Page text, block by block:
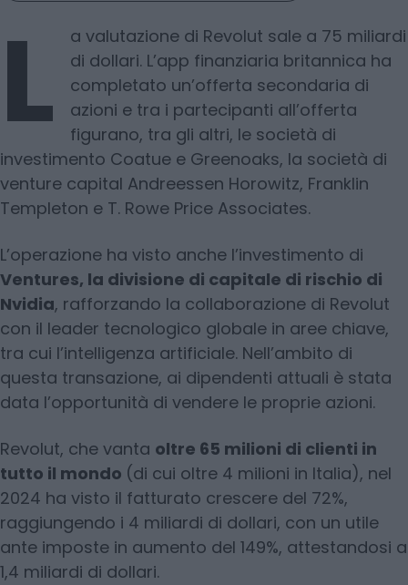
L
a valutazione di Revolut sale a 75 miliardi
di dollari. L’app finanziaria britannica ha
completato un’offerta secondaria di
azioni e tra i partecipanti all’offerta
figurano, tra gli altri, le società di
investimento Coatue e Greenoaks, la società di
venture capital Andreessen Horowitz, Franklin
Templeton e T. Rowe Price Associates.
L’operazione ha visto anche l’investimento di
Ventures, la divisione di capitale di rischio di
Nvidia, rafforzando la collaborazione di Revolut
con il leader tecnologico globale in aree chiave,
tra cui l’intelligenza artificiale. Nell’ambito di
questa transazione, ai dipendenti attuali è stata
data l’opportunità di vendere le proprie azioni.
Revolut, che vanta oltre 65 milioni di clienti in
tutto il mondo (di cui oltre 4 milioni in Italia), nel
2024 ha visto il fatturato crescere del 72%,
raggiungendo i 4 miliardi di dollari, con un utile
ante imposte in aumento del 149%, attestandosi a
1,4 miliardi di dollari.